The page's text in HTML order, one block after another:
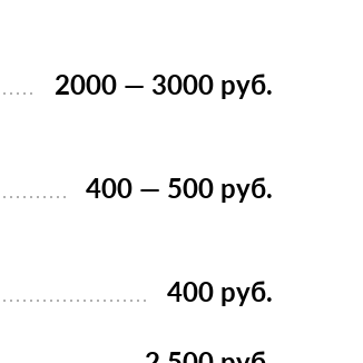
2000 — 3000 руб.
400 — 500 руб.
400 руб.